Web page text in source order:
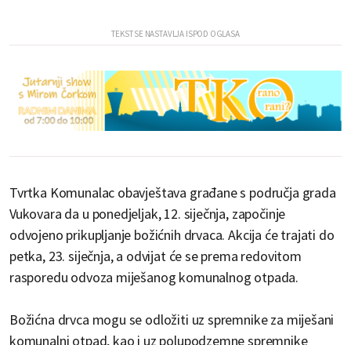
Tvrtka Komunalac obavještava građane s područja grada
Vukovara da u ponedjeljak, 12. siječnja, započinje
odvojeno prikupljanje božićnih drvaca. Akcija će trajati do
petka, 23. siječnja, a odvijat će se prema redovitom
rasporedu odvoza miješanog komunalnog otpada.
Božićna drvca mogu se odložiti uz spremnike za miješani
komunalni otpad, kao i uz polupodzemne spremnike